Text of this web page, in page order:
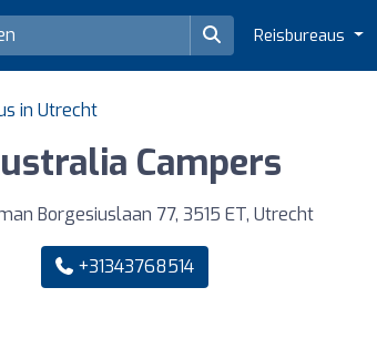
Reisbureaus
in Utrecht
Campers
Borgesiuslaan 77, 3515 ET, Utrecht
+31343768514